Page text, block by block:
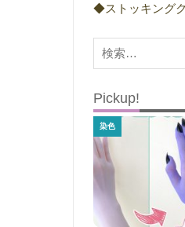
◆ストッキング
索:
Pickup!
染色